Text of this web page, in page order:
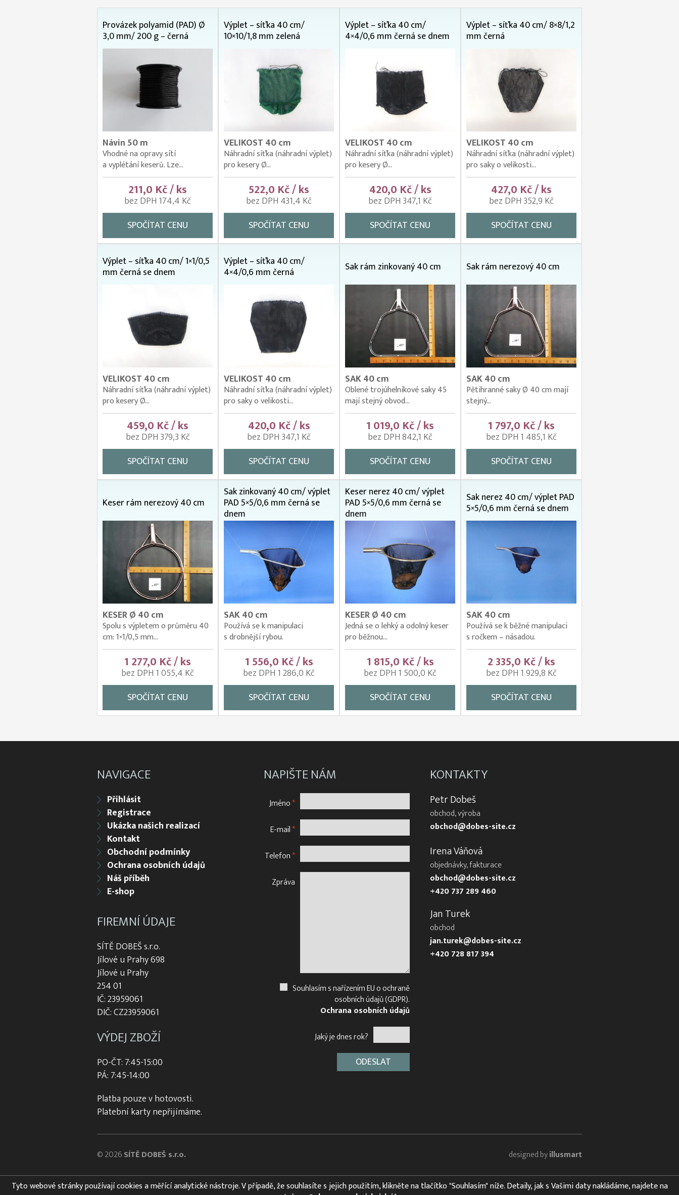
Provázek polyamid (PAD) Ø
3,0 mm/ 200 g – černá
Návin 50 m
Vhodné na opravy sítí
a vyplétání keserů. Lze...
211,0 Kč / ks
bez DPH 174,4 Kč
SPOČÍTAT CENU
Výplet – síťka 40 cm/
10×10/1,8 mm zelená
VELIKOST 40 cm
Náhradní síťka (náhradní výplet)
pro kesery Ø...
522,0 Kč / ks
bez DPH 431,4 Kč
SPOČÍTAT CENU
Výplet – síťka 40 cm/
4×4/0,6 mm černá se dnem
VELIKOST 40 cm
Náhradní síťka (náhradní výplet)
pro kesery Ø...
420,0 Kč / ks
bez DPH 347,1 Kč
SPOČÍTAT CENU
Výplet – síťka 40 cm/ 8×8/1,2
mm černá
VELIKOST 40 cm
Náhradní síťka (náhradní výplet)
pro saky o velikosti...
427,0 Kč / ks
bez DPH 352,9 Kč
SPOČÍTAT CENU
Výplet – síťka 40 cm/ 1×1/0,5
mm černá se dnem
VELIKOST 40 cm
Náhradní síťka (náhradní výplet)
pro kesery Ø...
459,0 Kč / ks
bez DPH 379,3 Kč
SPOČÍTAT CENU
Výplet – síťka 40 cm/
4×4/0,6 mm černá
VELIKOST 40 cm
Náhradní síťka (náhradní výplet)
pro saky o velikosti...
420,0 Kč / ks
bez DPH 347,1 Kč
SPOČÍTAT CENU
Sak rám zinkovaný 40 cm
SAK 40 cm
Oblené trojúhelníkové saky 45
mají stejný obvod...
1 019,0 Kč / ks
bez DPH 842,1 Kč
SPOČÍTAT CENU
Sak rám nerezový 40 cm
SAK 40 cm
Pětihranné saky Ø 40 cm mají
stejný...
1 797,0 Kč / ks
bez DPH 1 485,1 Kč
SPOČÍTAT CENU
Keser rám nerezový 40 cm
KESER Ø 40 cm
Spolu s výpletem o průměru 40
cm: 1×1/0,5 mm...
1 277,0 Kč / ks
bez DPH 1 055,4 Kč
SPOČÍTAT CENU
Sak zinkovaný 40 cm/ výplet
PAD 5×5/0,6 mm černá se
dnem
SAK 40 cm
Používá se k manipulaci
s drobnější rybou.
1 556,0 Kč / ks
bez DPH 1 286,0 Kč
SPOČÍTAT CENU
Keser nerez 40 cm/ výplet
PAD 5×5/0,6 mm černá se
dnem
KESER Ø 40 cm
Jedná se o lehký a odolný keser
pro běžnou...
1 815,0 Kč / ks
bez DPH 1 500,0 Kč
SPOČÍTAT CENU
Sak nerez 40 cm/ výplet PAD
5×5/0,6 mm černá se dnem
SAK 40 cm
Používá se k běžné manipulaci
s ročkem – násadou.
2 335,0 Kč / ks
bez DPH 1 929,8 Kč
SPOČÍTAT CENU
NAVIGACE
Přihlásit
Registrace
Ukázka našich realizací
Kontakt
Obchodní podmínky
Ochrana osobních údajů
Náš příběh
E-shop
FIREMNÍ ÚDAJE
SÍTĚ DOBEŠ s.r.o.
Jílové u Prahy 698
Jílové u Prahy
254 01
IČ: 23959061
DIČ: CZ23959061
VÝDEJ ZBOŽÍ
PO-ČT: 7:45-15:00
PÁ: 7:45-14:00
Platba pouze v hotovosti.
Platební karty nepřijímáme.
NAPIŠTE NÁM
Jméno*
E-mail*
Telefon*
Zpráva
Souhlasím s nařízením EU o ochraně
osobních údajů (GDPR).
Ochrana osobních údajů
Jaký je dnes rok?
KONTAKTY
Petr Dobeš
obchod, výroba
obchod@dobes-site.cz
Irena Váňová
objednávky, fakturace
obchod@dobes-site.cz
+420 737 289 460
Jan Turek
obchod
jan.turek@dobes-site.cz
+420 728 817 394
© 2026SÍTĚ DOBEŠ s.r.o. designed byillusmart
Tyto webové stránky používají cookies a měřící analytické nástroje. V případě, že souhlasíte s jejich použitím, klikněte na tlačítko "Souhlasím" níže. Detaily, jak s Vašimi daty nakládáme, najdete na